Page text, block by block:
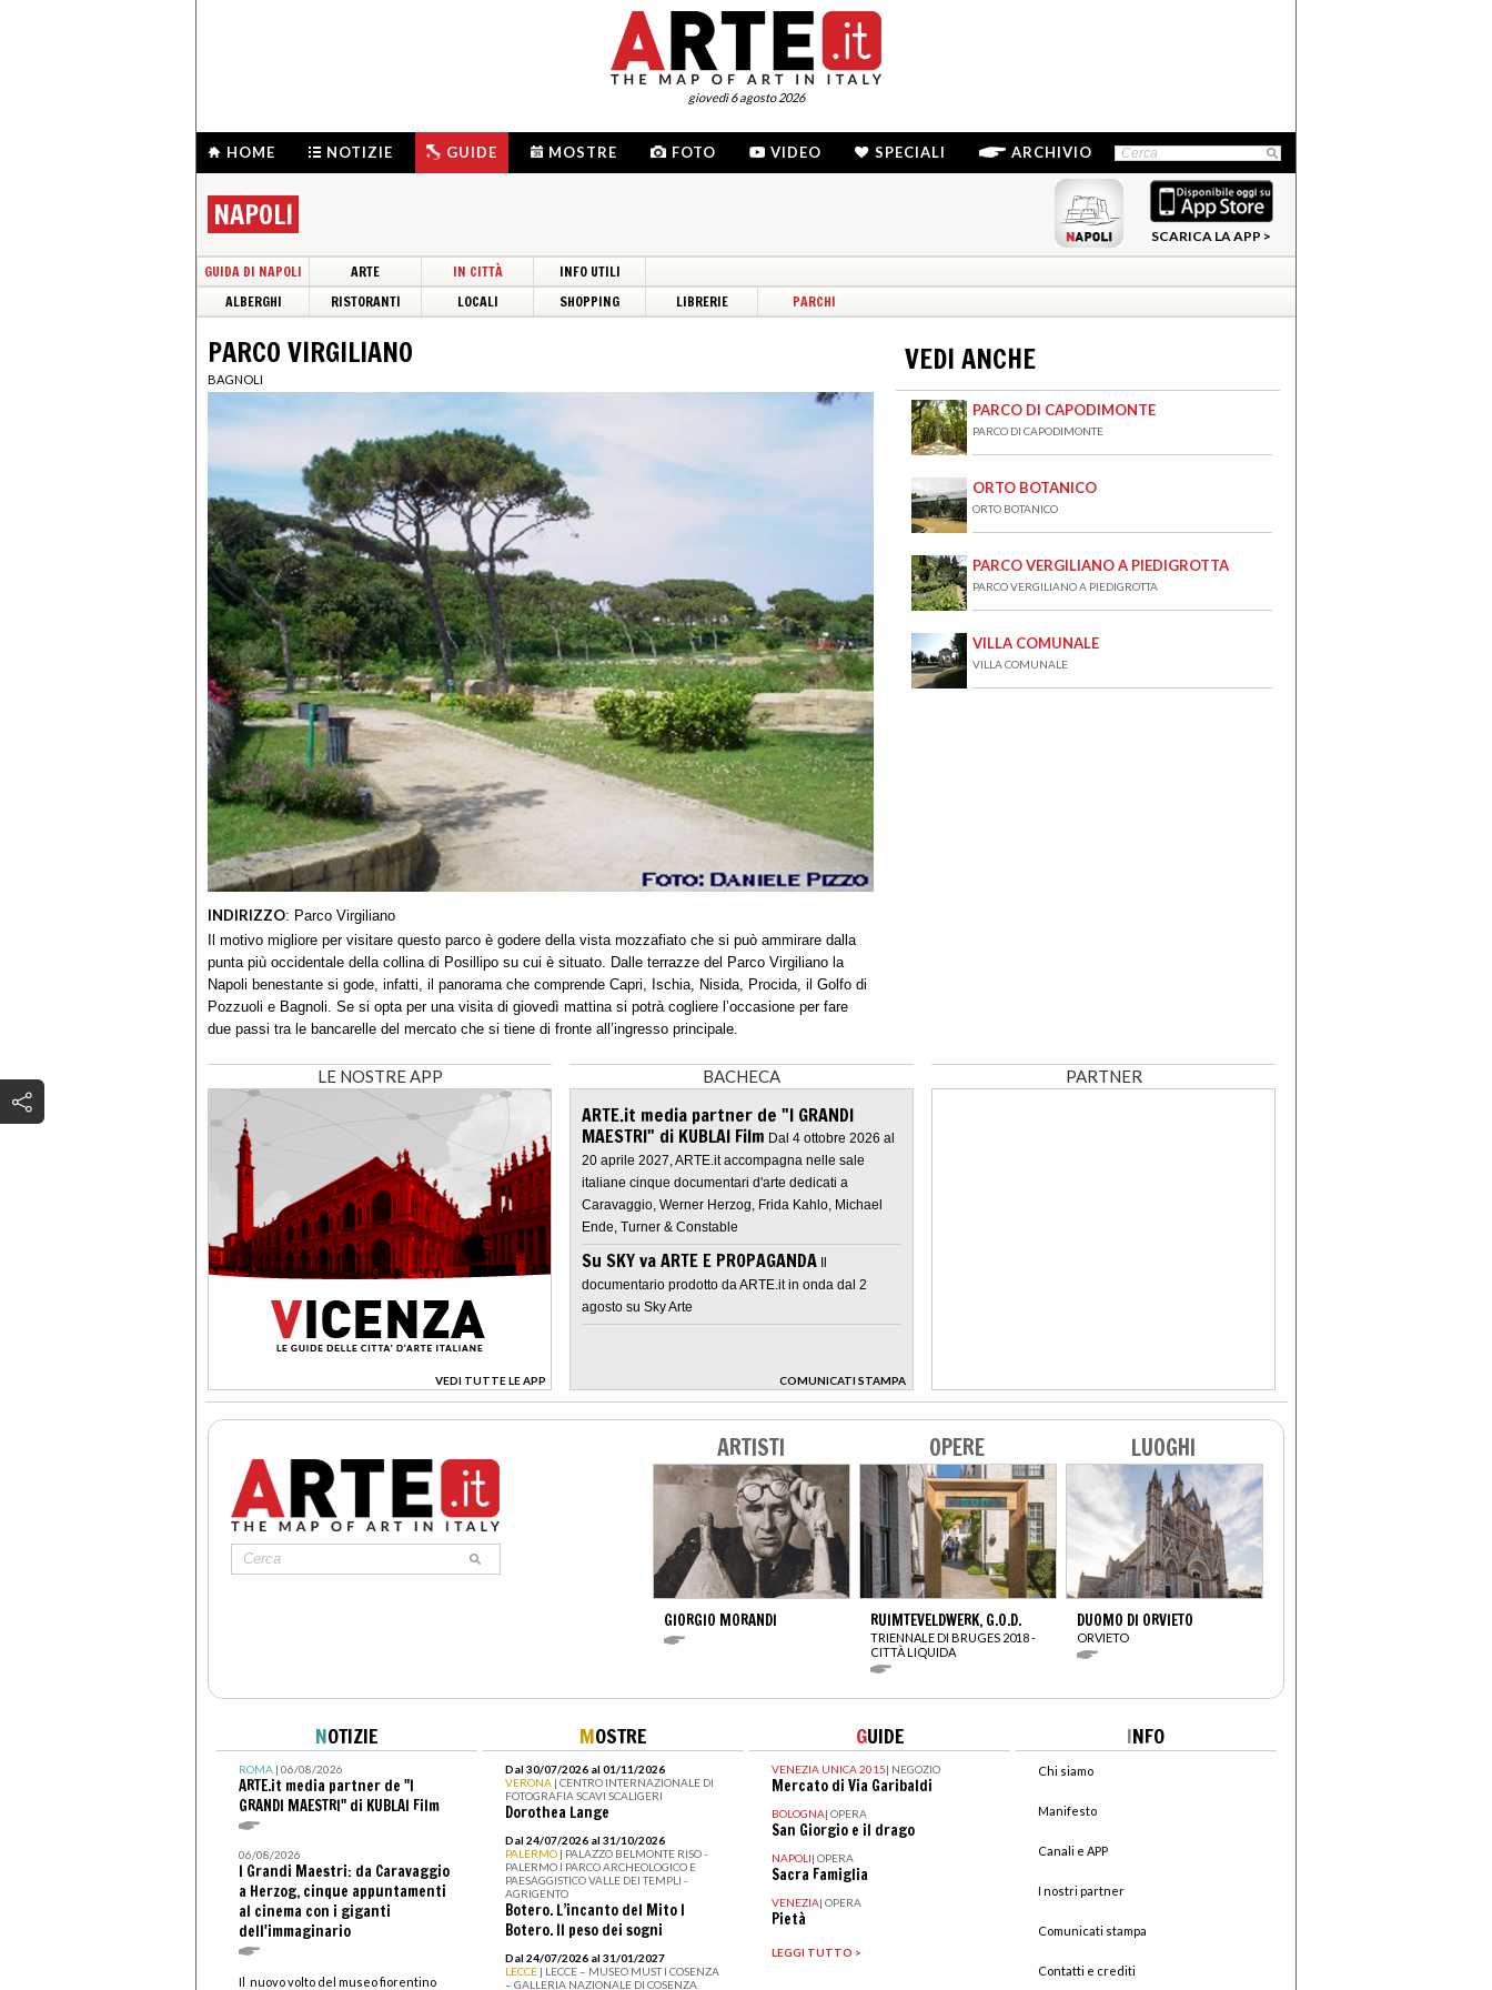
giovedì 6 agosto 2026
HOME NOTIZIE GUIDE MOSTRE FOTO VIDEO SPECIALI ARCHIVIO
NAPOLI
SCARICA LA APP >
GUIDA DI NAPOLI ARTE IN CITTÀ
INFO UTILI
ALBERGHI
RISTORANTI LOCALI SHOPPING LIBRERIE PARCHI
PARCO VIRGILIANO
BAGNOLI
INDIRIZZO: Parco Virgiliano
Il motivo migliore per visitare questo parco è godere della vista mozzafiato che si può ammirare dalla
punta più occidentale della collina di Posillipo su cui è situato. Dalle terrazze del Parco Virgiliano la
Napoli benestante si gode, infatti, il panorama che comprende Capri, Ischia, Nisida, Procida, il Golfo di
Pozzuoli e Bagnoli. Se si opta per una visita di giovedì mattina si potrà cogliere l’occasione per fare
due passi tra le bancarelle del mercato che si tiene di fronte all’ingresso principale.
VEDI ANCHE
PARCO DI CAPODIMONTE
PARCO DI CAPODIMONTE
ORTO BOTANICO
ORTO BOTANICO
PARCO VERGILIANO A PIEDIGROTTA
PARCO VERGILIANO A PIEDIGROTTA
VILLA COMUNALE
VILLA COMUNALE
LE NOSTRE APP
VEDI TUTTE LE APP
>
BACHECA
ARTE.it media partner de "I GRANDI
MAESTRI" di KUBLAI Film Dal 4 ottobre 2026 al
20 aprile 2027, ARTE.it accompagna nelle sale
italiane cinque documentari d'arte dedicati a
Caravaggio, Werner Herzog, Frida Kahlo, Michael
Ende, Turner & Constable
Su SKY va ARTE E PROPAGANDA Il
documentario prodotto da ARTE.it in onda dal 2
agosto su Sky Arte
COMUNICATI STAMPA
>
PARTNER
ARTISTI
GIORGIO MORANDI
OPERE
RUIMTEVELDWERK, G.O.D.
TRIENNALE DI BRUGES 2018 -
CITTÀ LIQUIDA
LUOGHI
DUOMO DI ORVIETO
ORVIETO
NOTIZIE
ROMA| 06/08/2026
ARTE.it media partner de "I
GRANDI MAESTRI" di KUBLAI Film
06/08/2026
I Grandi Maestri: da Caravaggio
a Herzog, cinque appuntamenti
al cinema con i giganti
dell'immaginario
Il nuovo volto del museo fiorentino
MOSTRE
Dal 30/07/2026 al 01/11/2026
VERONA | CENTRO INTERNAZIONALE DI
FOTOGRAFIA SCAVI SCALIGERI
Dorothea Lange
Dal 24/07/2026 al 31/10/2026
PALERMO | PALAZZO BELMONTE RISO -
PALERMO I PARCO ARCHEOLOGICO E
PAESAGGISTICO VALLE DEI TEMPLI -
AGRIGENTO
Botero. L’incanto del Mito I
Botero. Il peso dei sogni
Dal 24/07/2026 al 31/01/2027
LECCE | LECCE – MUSEO MUST I COSENZA
– GALLERIA NAZIONALE DI COSENZA
GUIDE
VENEZIA UNICA 2015| NEGOZIO
Mercato di Via Garibaldi
BOLOGNA| OPERA
San Giorgio e il drago
NAPOLI| OPERA
Sacra Famiglia
VENEZIA| OPERA
Pietà
LEGGI TUTTO >
INFO
Chi siamo
Manifesto
Canali e APP
I nostri partner
Comunicati stampa
Contatti e crediti